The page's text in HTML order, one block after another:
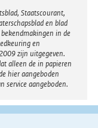
Staatscourant,
en blad
in de
en
zijn uitgegeven.
alleen de in papieren
hier aangeboden
service aangeboden.